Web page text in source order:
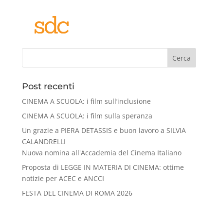
Cerca
Post recenti
CINEMA A SCUOLA: i film sull’inclusione
CINEMA A SCUOLA: i film sulla speranza
Un grazie a PIERA DETASSIS e buon lavoro a SILVIA
CALANDRELLI
Nuova nomina all'Accademia del Cinema Italiano
Proposta di LEGGE IN MATERIA DI CINEMA: ottime
notizie per ACEC e ANCCI
FESTA DEL CINEMA DI ROMA 2026